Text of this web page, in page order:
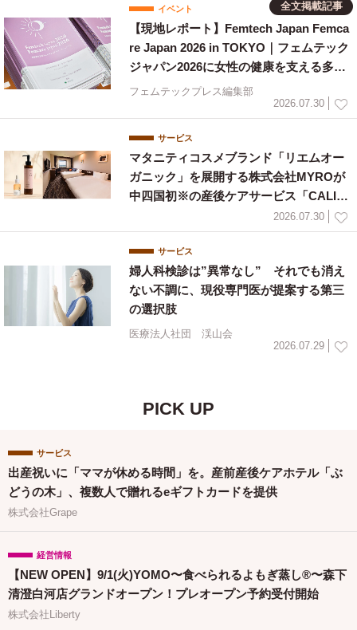
イベント 全文掲載記事
【現地レポート】Femtech Japan Femca
re Japan 2026 in TOKYO｜フェムテック
ジャパン2026に女性の健康を支える多様
な取り組みが集結
フェムテックプレス編集部
2026.07.30
サービス
マタニティコスメブランド「リエムオー
ガニック」を展開する株式会社MYROが
中四国初※の産後ケアサービス「CALIN
2026.07.30
サービス
婦人科検診は”異常なし” それでも消え
ない不調に、現役専門医が提案する第三
の選択肢
医療法人社団 渓山会
2026.07.29
PICK UP
サービス
出産祝いに「ママが休める時間」を。産前産後ケアホテル「ぶ
どうの木」、複数人で贈れるeギフトカードを提供
株式会社Grape
経営情報
【NEW OPEN】9/1(火)YOMO〜食べられるよもぎ蒸し®〜森下
清澄白河店グランドオープン！プレオープン予約受付開始
株式会社Liberty